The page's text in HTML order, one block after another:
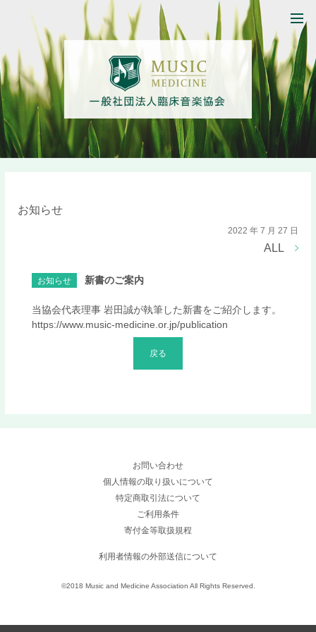
お知らせ
2022 年 7 月 27 日
ALL
お知らせ 新書のご案内
当協会代表理事 岩田誠が執筆した新書をご紹介します。
https://www.music-medicine.or.jp/publication
戻る
お問い合わせ
個人情報の取り扱いについて
特定商取引法について
ご利用条件
寄付金等取扱規程
利用者情報の外部送信について
©2018 Music and Medicine Association All Rights Reserved.